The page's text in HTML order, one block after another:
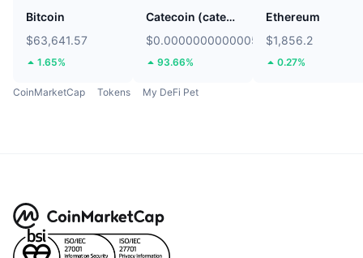
Bitcoin
$63,641.57
1.65%
Catecoin (catecoin.shop)
$0.0000000000005765
93.66%
Ethereum
$1,856.2
0.27%
CoinMarketCap Tokens My DeFi Pet